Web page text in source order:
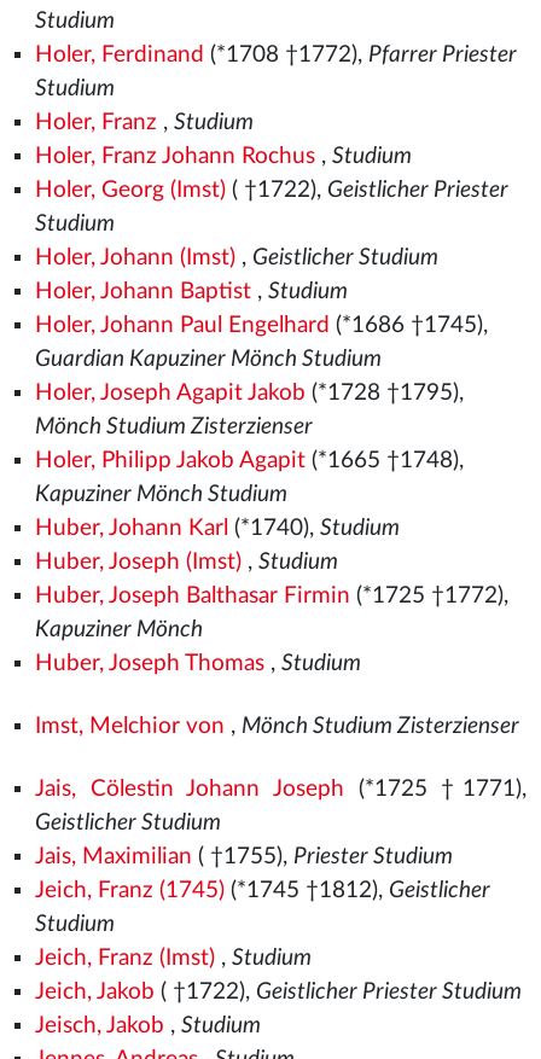
Studium
Holer, Ferdinand (*1708 †1772), Pfarrer Priester
Studium
Holer, Franz , Studium
Holer, Franz Johann Rochus, Studium
Holer, Georg (Imst)( †1722), Geistlicher Priester
Studium
Holer, Johann (Imst), Geistlicher Studium
Holer, Johann Baptist, Studium
Holer, Johann Paul Engelhard (*1686 †1745),
Guardian Kapuziner Mönch Studium
Holer, Joseph Agapit Jakob (*1728 †1795),
Mönch Studium Zisterzienser
Holer, Philipp Jakob Agapit(*1665 †1748),
Kapuziner Mönch Studium
Huber, Johann Karl (*1740), Studium
Huber, Joseph (Imst), Studium
Huber, Joseph Balthasar Firmin (*1725 †1772),
Kapuziner Mönch
Huber, Joseph Thomas, Studium
Imst, Melchior von , Mönch Studium Zisterzienser
Jais, Cölestin Johann Joseph (*1725 †1771),
Geistlicher Studium
Jais, Maximilian ( †1755), Priester Studium
Jeich, Franz (1745)(*1745 †1812), Geistlicher
Studium
Jeich, Franz (Imst), Studium
Jeich, Jakob ( †1722), Geistlicher Priester Studium
Jeisch, Jakob , Studium